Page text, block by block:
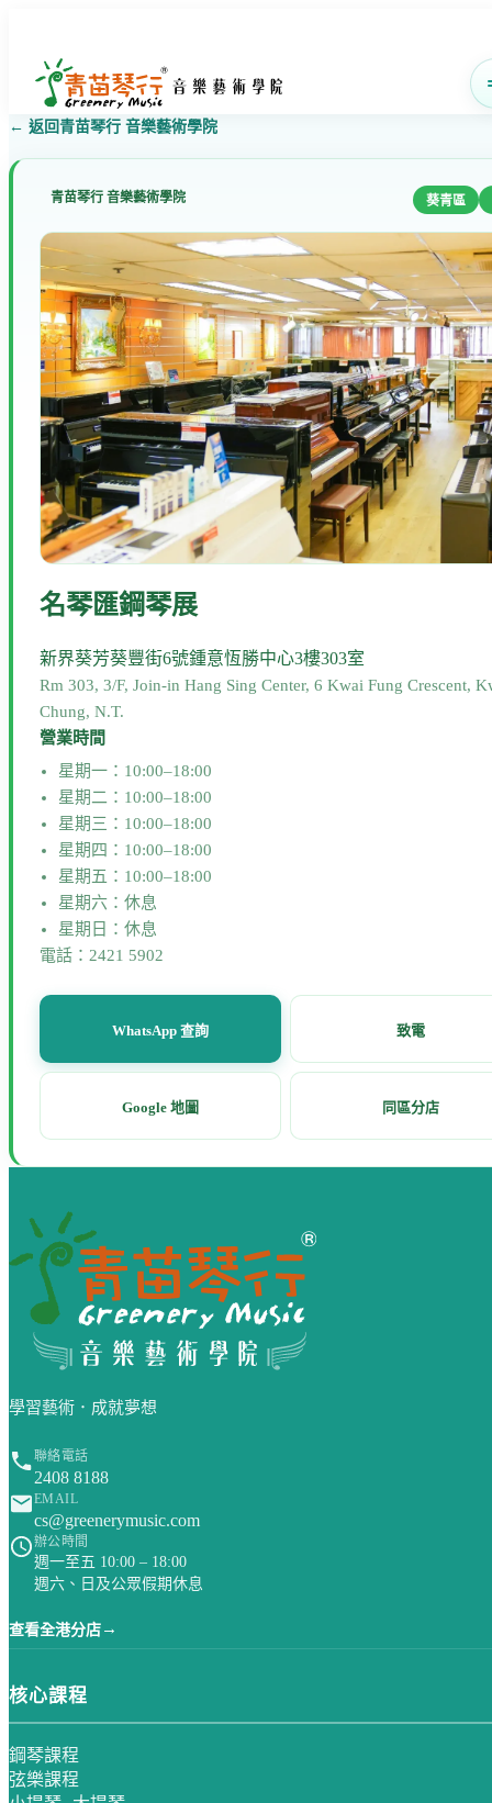
← 返回青苗琴行 音樂藝術學院
青苗琴行 音樂藝術學院 葵青區
名琴匯鋼琴展
新界葵芳葵豐街6號鍾意恆勝中心3樓303室
Rm 303, 3/F, Join-in Hang Sing Center, 6 Kwai Fung Crescent,
Chung, N.T.
營業時間
星期一：10:00–18:00
星期二：10:00–18:00
星期三：10:00–18:00
星期四：10:00–18:00
星期五：10:00–18:00
星期六：休息
星期日：休息
電話：2421 5902
WhatsApp 查詢 致電
Google 地圖 同區分店
學習藝術．成就夢想
聯絡電話
2408 8188
EMAIL
cs@greenerymusic.com
辦公時間
週一至五 10:00 – 18:00
週六、日及公眾假期休息
查看全港分店 →
核心課程
鋼琴課程
弦樂課程